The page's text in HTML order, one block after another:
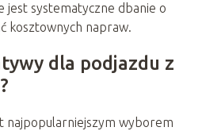
jest systematyczne dbanie o
kosztownych napraw.
dla podjazdu z
najpopularniejszym wyborem